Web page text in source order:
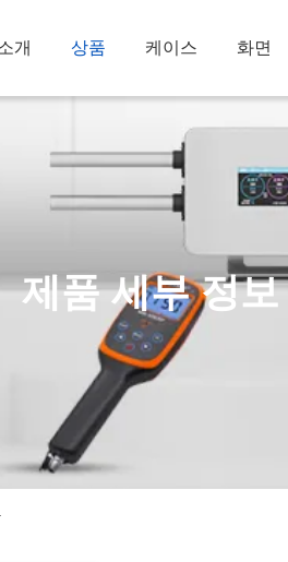
개 상품 케이스 화면
제품 세부 정보